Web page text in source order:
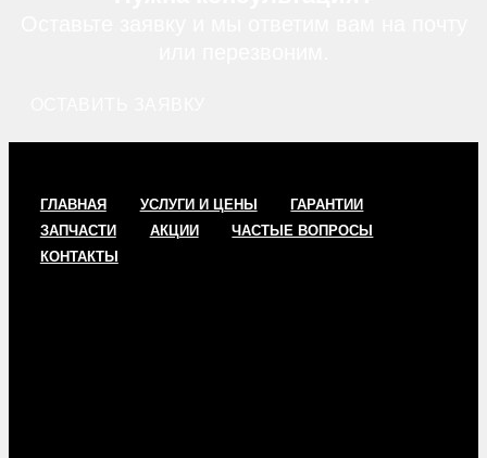
ГЛАВНАЯ УСЛУГИ И ЦЕНЫ
ГАРАНТИИ
ЗАПЧАСТИ
АКЦИИ
ЧАСТЫЕ ВОПРОСЫ
КОНТАКТЫ